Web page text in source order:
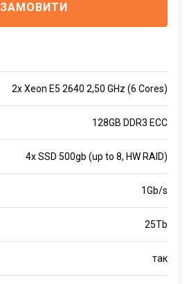
ЗАМОВИТИ
2x Xeon E5 2640 2,50 GHz (6 Cores)
128GB DDR3 ECC
4x SSD 500gb (up to 8, HW RAID)
1Gb/s
25Tb
так